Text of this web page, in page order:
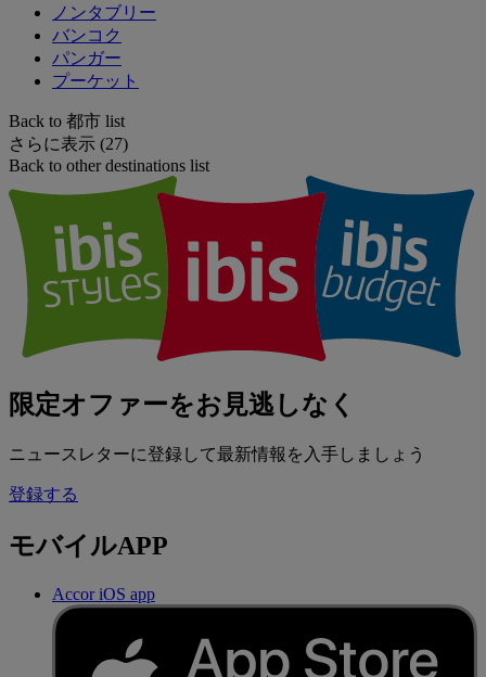
ノンタブリー
バンコク
パンガー
プーケット
Back to 都市 list
さらに表示 (27)
Back to other destinations list
限定オファーをお見逃しなく
ニュースレターに登録して最新情報を入手しましょう
登録する
モバイルAPP
Accor iOS app